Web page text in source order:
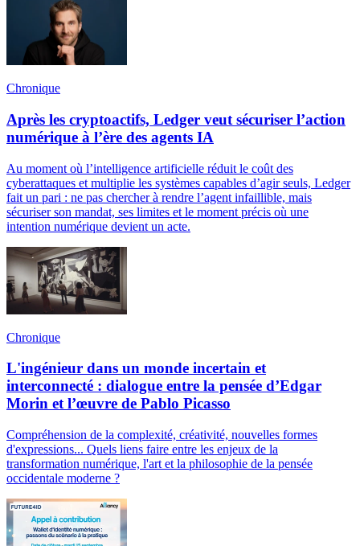
Chronique
Après les cryptoactifs, Ledger veut sécuriser l’action
numérique à l’ère des agents IA
Au moment où l’intelligence artificielle réduit le coût des
cyberattaques et multiplie les systèmes capables d’agir seuls, Ledger
fait un pari : ne pas chercher à rendre l’agent infaillible, mais
sécuriser son mandat, ses limites et le moment précis où une
intention numérique devient un acte.
Chronique
L'ingénieur dans un monde incertain et
interconnecté : dialogue entre la pensée d’Edgar
Morin et l’œuvre de Pablo Picasso
Compréhension de la complexité, créativité, nouvelles formes
d'expressions... Quels liens faire entre les enjeux de la
transformation numérique, l'art et la philosophie de la pensée
occidentale moderne ?